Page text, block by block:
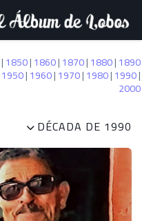
|1850|1860|1870|1880|1890
1950|1960|1970|1980|1990|
2000
DÉCADA DE 1990